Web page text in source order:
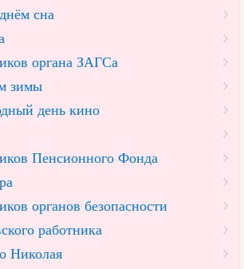
сна
органа ЗАГСа
зимы
день кино
Пенсионного Фонда
органов безопасности
работника
Николая